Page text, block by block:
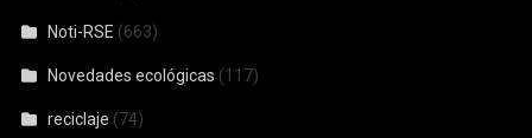
Noti-RSE (663)
Novedades ecológicas (117)
reciclaje (74)